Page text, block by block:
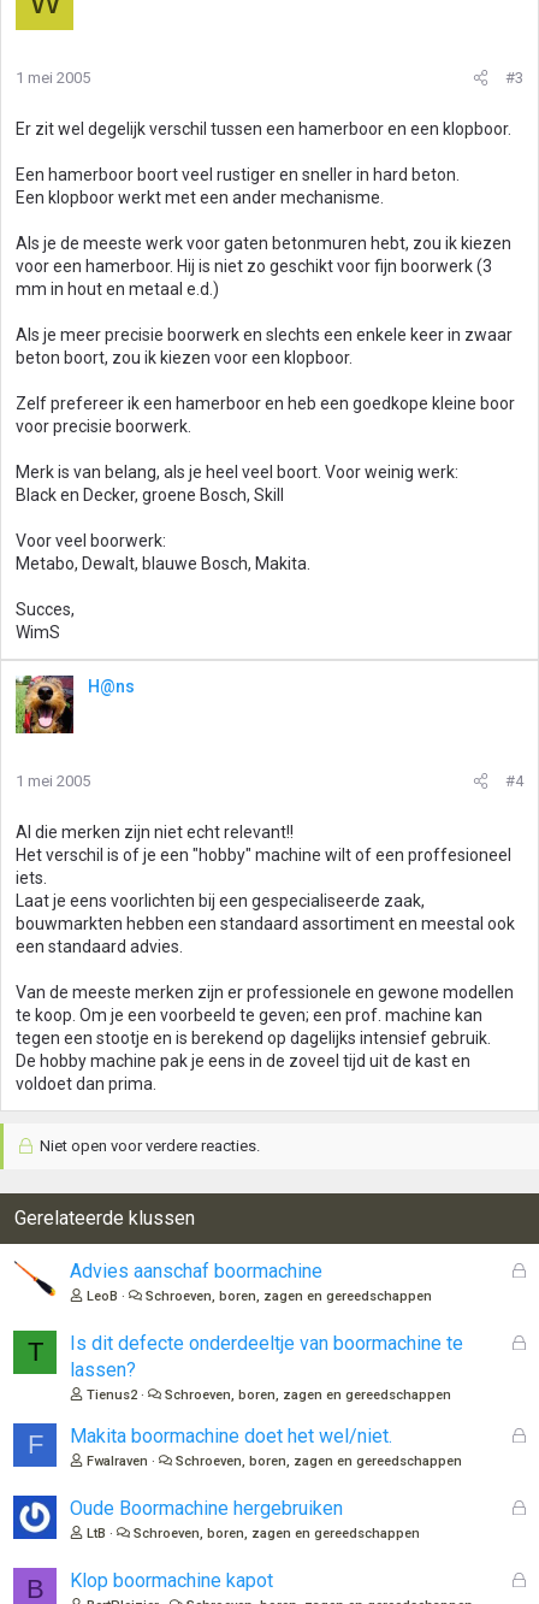
1 mei 2005 #3
Er zit wel degelijk verschil tussen een hamerboor en een klopboor.
Een hamerboor boort veel rustiger en sneller in hard beton.
Een klopboor werkt met een ander mechanisme.
Als je de meeste werk voor gaten betonmuren hebt, zou ik kiezen
voor een hamerboor. Hij is niet zo geschikt voor fijn boorwerk (3
mm in hout en metaal e.d.)
Als je meer precisie boorwerk en slechts een enkele keer in zwaar
beton boort, zou ik kiezen voor een klopboor.
Zelf prefereer ik een hamerboor en heb een goedkope kleine boor
voor precisie boorwerk.
Merk is van belang, als je heel veel boort. Voor weinig werk:
Black en Decker, groene Bosch, Skill
Voor veel boorwerk:
Metabo, Dewalt, blauwe Bosch, Makita.
Succes,
WimS
H@ns
1 mei 2005 #4
Al die merken zijn niet echt relevant!!
Het verschil is of je een "hobby" machine wilt of een proffesioneel
iets.
Laat je eens voorlichten bij een gespecialiseerde zaak,
bouwmarkten hebben een standaard assortiment en meestal ook
een standaard advies.
Van de meeste merken zijn er professionele en gewone modellen
te koop. Om je een voorbeeld te geven; een prof. machine kan
tegen een stootje en is berekend op dagelijks intensief gebruik.
De hobby machine pak je eens in de zoveel tijd uit de kast en
voldoet dan prima.
Niet open voor verdere reacties.
Gerelateerde klussen
G
Advies aanschaf boormachine
LeoB Schroeven, boren, zagen en gereedschappen
T
G
o
Is dit defecte onderdeeltje van boormachine te
lassen?
Tienus2 Schroeven, boren, zagen en gereedschappen
F
G
n
Makita boormachine doet het wel/niet.
Fwalraven Schroeven, boren, zagen en gereedschappen
G
Oude Boormachine hergebruiken
LtB Schroeven, boren, zagen en gereedschappen
B
G
Klop boormachine kapot